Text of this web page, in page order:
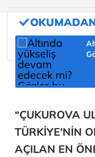
“ÇUKUROVA
TÜRKİYE'NİN
AÇILAN EN